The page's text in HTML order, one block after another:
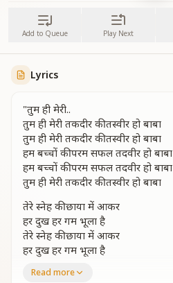
Add to Queue Play Next
Lyrics
"तुम ही मेरी..
तुम ही मेरी तकदीर की तस्वीर हो बाबा
तुम ही मेरी तकदीर की तस्वीर हो बाबा
हम बच्चों की परम सफल तदवीर हो बाबा
हम बच्चों की परम सफल तदवीर हो बाबा
तुम ही मेरी तकदीर की तस्वीर हो बाबा
तेरे स्नेह की छाया में आकर
हर दुख हर गम भूला है
तेरे स्नेह की छाया में आकर
हर दुख हर गम भूला है
तुमने हमें झुलाया झूला है
Read more